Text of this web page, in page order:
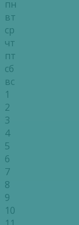
пн
вт
ср
чт
пт
сб
вс
1
2
3
4
5
6
7
8
9
10